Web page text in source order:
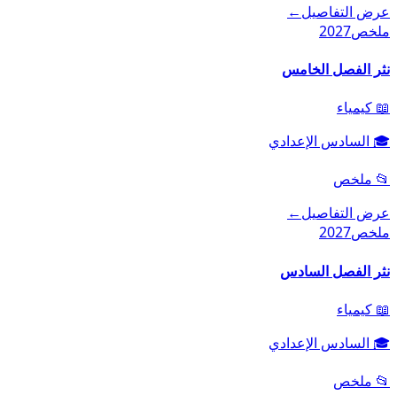
عرض التفاصيل←
ملخص2027
نثر الفصل الخامس
📖 كيمياء
🎓 السادس الإعدادي
📂 ملخص
عرض التفاصيل←
ملخص2027
نثر الفصل السادس
📖 كيمياء
🎓 السادس الإعدادي
📂 ملخص